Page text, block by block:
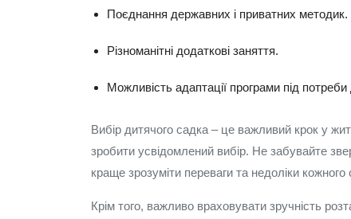
Поєднання державних і приватних методик.
Різноманітні додаткові заняття.
Можливість адаптації програми під потреби
Вибір дитячого садка – це важливий крок у
зробити усвідомлений вибір. Не забувайте
краще зрозуміти переваги та недоліки кожного
Крім того, важливо враховувати зручність